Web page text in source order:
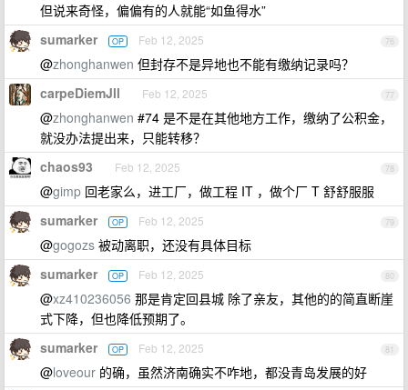
但说来奇怪，偏偏有的人就能“如鱼得水”
76
sumarker OP Feb 12, 2025
@zhonghanwen 但封存不是异地也不能有缴纳记录吗？
77
carpeDiemJll Feb 12, 2025
@zhonghanwen #74 是不是在其他地方工作，缴纳了公积金，
就没办法提出来，只能转移？
78
chaos93 Feb 12, 2025
@gimp 回老家么，进工厂，做工程 IT ，做个厂 T 舒舒服服
79
sumarker OP Feb 12, 2025
@gogozs 被动离职，还没有具体目标
80
sumarker OP Feb 12, 2025
@xz410236056 那是肯定回县城 除了亲友，其他的的简直断崖
式下降，但也降低预期了。
81
sumarker OP Feb 12, 2025
@loveour 的确，虽然济南确实不咋地，都没青岛发展的好